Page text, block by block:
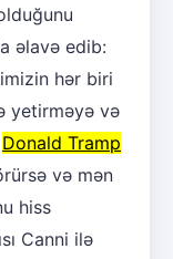
əlavə edib:
hər biri
yetirməyə və
Donald Tramp
və mən
hiss
Canni ilə